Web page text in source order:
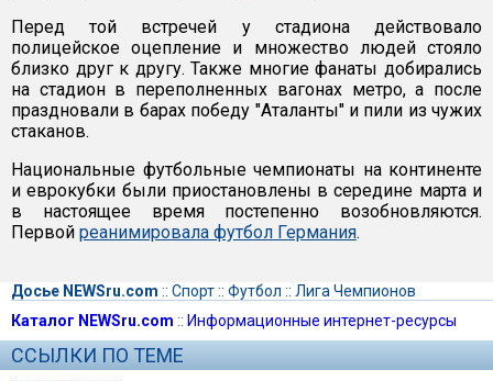
Перед той встречей у стадиона действовало
полицейское оцепление и множество людей стояло
близко друг к другу. Также многие фанаты добирались
на стадион в переполненных вагонах метро, а после
праздновали в барах победу "Аталанты" и пили из чужих
стаканов.
Национальные футбольные чемпионаты на континенте
и еврокубки были приостановлены в середине марта и
в настоящее время постепенно возобновляются.
Первой реанимировала футбол Германия.
Досье NEWSru.com :: Спорт:: Футбол :: Лига Чемпионов
Каталог NEWSru.com :: Информационные интернет-ресурсы
ССЫЛКИ ПО ТЕМЕ